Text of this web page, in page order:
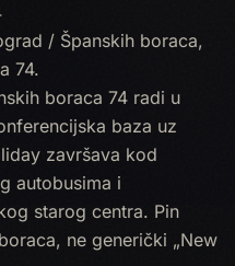
/ Španskih boraca,
74.
boraca 74 radi u
baza uz
završava kod
autobusima i
starog centra. Pin
ne generički „New